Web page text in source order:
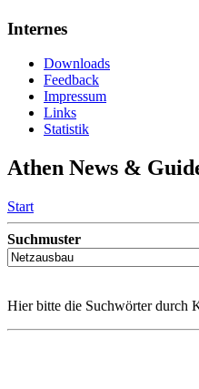
Internes
Downloads
Feedback
Impressum
Links
Statistik
Athen News &
Start
Suchmuster
Hier bitte die Suchwörter durch